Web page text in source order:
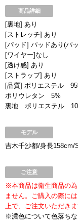
商品詳細
[裏地] あり
[ストレッチ] あり
[パッド] パッドあり(パ
[ワイヤー]なし
[透け感] あり
[ストラップ] あり
[品質] ポリエステル
ポリウレタン 5%
裏地 ポリエステル
モデル
吉木千沙都/身長158cm/
ご注意
※本商品は衛生商品の
ません。ご購入の際に
上で、ご注文いただき
※濃色について色落ちな